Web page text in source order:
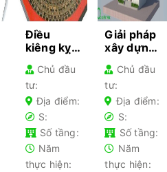
Điều
kiêng kỵ
nhà gia
chủ lần
đầu xây
nhà nên
tránh
Chủ đầu
tư:
Địa điểm:
S:
Số tầng:
Năm
thực hiện:
Giải pháp
xây dựng
nhanh
chóng
2025 –
Tối ưu chi
phí
Chủ đầu
tư:
Địa điểm:
S:
Số tầng:
Năm
thực hiện: